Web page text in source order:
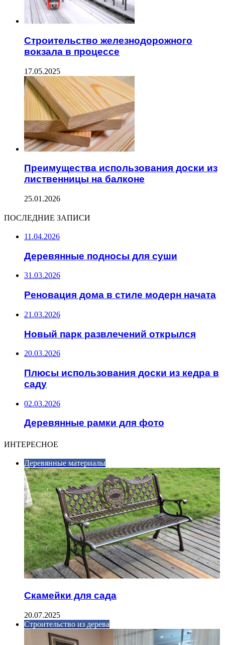
Строительство железнодорожного
вокзала в процессе
17.05.2025
Преимущества использования доски из
лиственницы на балконе
25.01.2026
ПОСЛЕДНИЕ ЗАПИСИ
11.04.2026
Деревянные подносы для суши
31.03.2026
Реновация дома в стиле модерн начата
21.03.2026
Новый парк развлечений открылся
20.03.2026
Плюсы использования доски из кедра в
саду
02.03.2026
Деревянные рамки для фото
ИНТЕРЕСНОЕ
Деревянные материалы
Скамейки для сада
20.07.2025
Строительство из дерева